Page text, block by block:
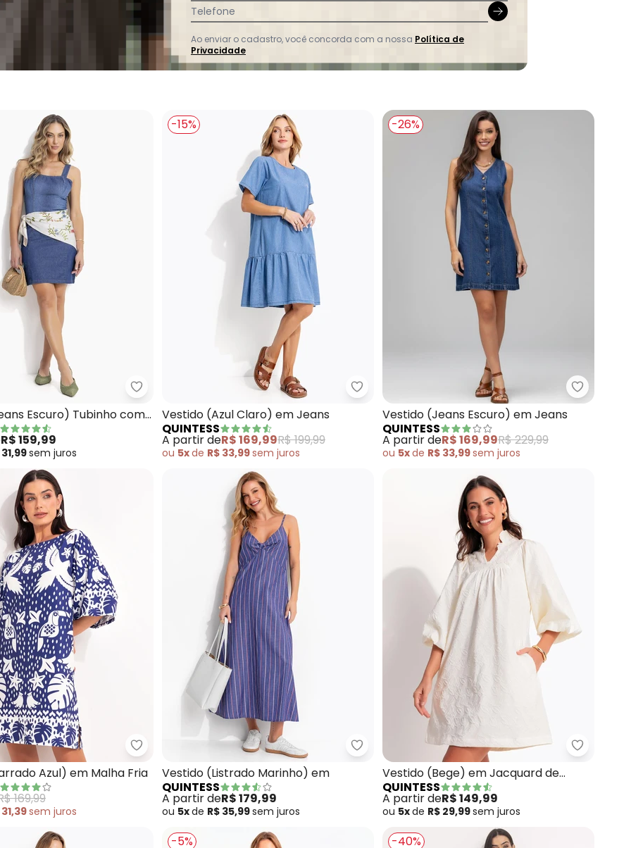
em
(Bordado Marinho)Em Algodão com Poliéster
Quintess - Vestido (Jeans Escuro) Tubinho com Abertura Costas
Escuro) Tubinho com
R$ 159,99
sem juros
-15%
Quintess - Vestido (Azul Claro) em Jeans
Vestido (Azul Claro) em Jeans
QUINTESS
A partir deR$ 169,99R$ 199,99
ou 5xde R$ 33,99sem juros
-26%
Quintess
Vestido (Jeans Escuro) em Jeans
QUINTESS
A partir deR$ 169,99R$ 229,99
ou 5xde R$ 33,99sem juros
( Floral Mini) em Malha CrepeQuintess - Vestido (Barrado Azul) em Malha Fria
Azul) em Malha Fria
169,99
sem juros
Quintess - Vestido (Listrado Marinho) em
Vestido (Listrado Marinho) em
QUINTESS
A partir deR$ 179,99
ou 5xde R$ 35,99sem juros
Quintess
Vestido (Bege) em Jacquard de
Poliéster
QUINTESS
A partir deR$ 149,99
ou 5xde R$ 29,99sem juros
-5% -40%
Telefone
Ao enviar o cadastro, você concorda com a nossa Política de
Privacidade